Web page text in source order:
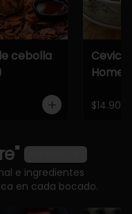
cebolla
Home
$14.900
e ingredientes
en cada bocado.